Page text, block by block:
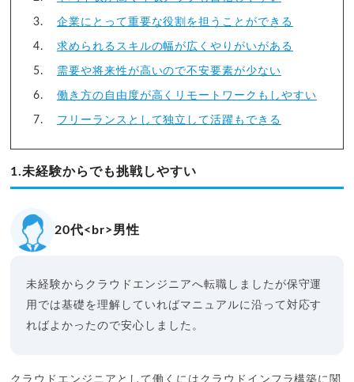
企業にとって重要な役割を担うことができる
求められるスキルの幅が広くやりがいがある
需要や将来性が高いので不安要素が少ない
働き方の自由度が高くリモートワークもしやすい
フリーランスとして独立して活躍もできる
1.未経験からでも挑戦しやすい
20代<br>男性
未経験からクラウドエンジニアへ転職しましたが保守運
用では基礎を理解していればマニュアルに沿って対応す
ればよかったので安心しました。
クラウドエンジニアとして働くにはクラウドインフラ構築に関